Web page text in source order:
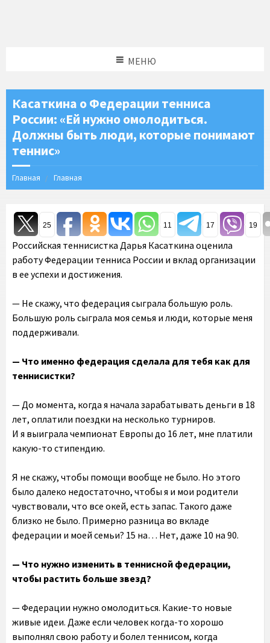
МЕНЮ
Касаткина о Федерации тенниса
России: «Ей нужно омолодиться.
Должны быть люди, которые понимают
теннис»
Главная Главная
25 11 17 19
Российская теннисистка Дарья Касаткина оценила
работу Федерации тенниса России и вклад организации
в ее успехи и достижения.
— Не скажу, что федерация сыграла большую роль.
Большую роль сыграла моя семья и люди, которые меня
поддерживали.
— Что именно федерация сделала для тебя как для
теннисистки?
— До момента, когда я начала зарабатывать деньги в 18
лет, оплатили поездки на несколько турниров.
И я выиграла чемпионат Европы до 16 лет, мне платили
какую-то стипендию.
Я не скажу, чтобы помощи вообще не было. Но этого
было далеко недостаточно, чтобы я и мои родители
чувствовали, что все окей, есть запас. Такого даже
близко не было. Примерно разница во вкладе
федерации и моей семьи? 15 на… Нет, даже 10 на 90.
— Что нужно изменить в теннисной федерации,
чтобы растить больше звезд?
— Федерации нужно омолодиться. Какие-то новые
живые идеи. Даже если человек когда-то хорошо
выполнял свою работу и болел теннисом, когда